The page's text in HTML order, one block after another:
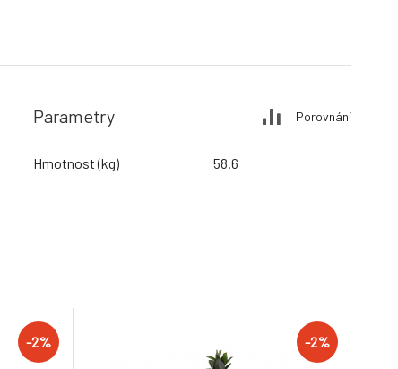
Parametry Porovnání
Hmotnost (kg) 58.6
-2% -2%